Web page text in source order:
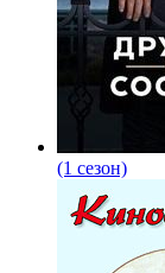
(1 сезон)